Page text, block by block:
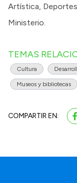
Artística,
Ministerio.
TEMAS
Cultura
Museos y bibliotecas
COMPARTIR EN: